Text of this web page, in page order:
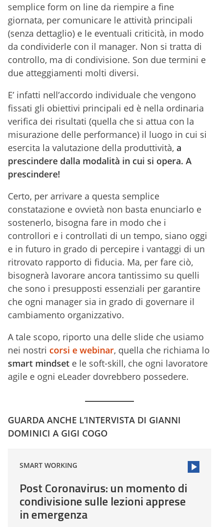
semplice form on line da riempire a fine
giornata, per comunicare le attività principali
(senza dettaglio) e le eventuali criticità, in modo
da condividerle con il manager. Non si tratta di
controllo, ma di condivisione. Son due termini e
due atteggiamenti molti diversi.
E’ infatti nell’accordo individuale che vengono
fissati gli obiettivi principali ed è nella ordinaria
verifica dei risultati (quella che si attua con la
misurazione delle performance) il luogo in cui si
esercita la valutazione della produttività, a
prescindere dalla modalità in cui si opera. A
prescindere!
Certo, per arrivare a questa semplice
constatazione e ovvietà non basta enunciarlo e
sostenerlo, bisogna fare in modo che i
controllori e i controllati di un tempo, siano oggi
e in futuro in grado di percepire i vantaggi di un
ritrovato rapporto di fiducia. Ma, per fare ciò,
bisognerà lavorare ancora tantissimo su quelli
che sono i presupposti essenziali per garantire
che ogni manager sia in grado di governare il
cambiamento organizzativo.
A tale scopo, riporto una delle slide che usiamo
nei nostri corsi e webinar, quella che richiama lo
smart mindset e le soft-skill, che ogni lavoratore
agile e ogni eLeader dovrebbero possedere.
GUARDA ANCHE L’INTERVISTA DI GIANNI
DOMINICI A GIGI COGO
SMART WORKING
Post Coronavirus: un momento di
condivisione sulle lezioni apprese
in emergenza